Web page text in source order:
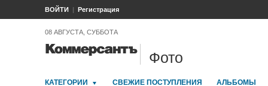
ВОЙТИ Регистрация
08 АВГУСТА, СУББОТА
Фото
КАТЕГОРИИ СВЕЖИЕ ПОСТУПЛЕНИЯ АЛЬБОМЫ